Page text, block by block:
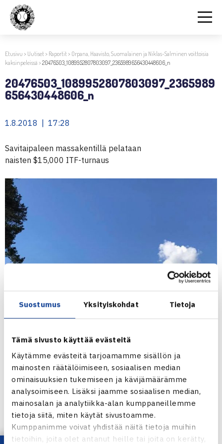
Suostumus Yksityiskohdat Tietoja
Tämä sivusto käyttää evästeitä
Käytämme evästeitä tarjoamamme sisällön ja
mainosten räätälöimiseen, sosiaalisen median
ominaisuuksien tukemiseen ja kävijämäärämme
analysoimiseen. Lisäksi jaamme sosiaalisen median,
mainosalan ja analytiikka-alan kumppaneillemme
tietoja siitä, miten käytät sivustoamme.
Kumppanimme voivat yhdistää näitä tietoja muihin
tietoihin, joita olet antanut heille tai joita on kerätty,
Etusivu > Uutiset> Raportit> Orpana, Haavisto, Suomalainen ja Niklas-Salminen voittoisia
kaksinpeleissä >20476503_1089952807803097_2365989656430448606_n
20476503_1089952807803097_2365989
656430448606_n
1.8.2018 | 17:28
Savitaipaleen massakentillä pelataan
naisten $15,000 ITF-turnaus